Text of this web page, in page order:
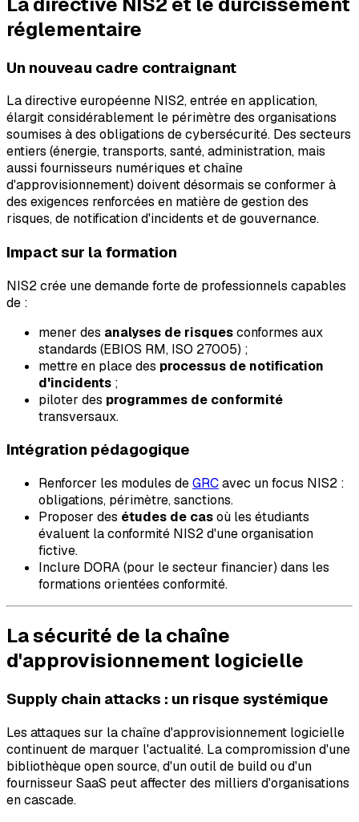
réglementaire
Un nouveau cadre contraignant
La directive européenne NIS2, entrée en application,
élargit considérablement le périmètre des organisations
soumises à des obligations de cybersécurité. Des secteurs
entiers (énergie, transports, santé, administration, mais
aussi fournisseurs numériques et chaîne
d'approvisionnement) doivent désormais se conformer à
des exigences renforcées en matière de gestion des
risques, de notification d'incidents et de gouvernance.
Impact sur la formation
NIS2 crée une demande forte de professionnels capables
de :
mener des analyses de risquesconformes aux
standards (EBIOS RM, ISO 27005) ;
mettre en place des processus de notification
d'incidents ;
piloter des programmes de conformité
transversaux.
Intégration pédagogique
Renforcer les modules deGRCavec un focus NIS2 :
obligations, périmètre, sanctions.
Proposer des études de casoù les étudiants
évaluent la conformité NIS2 d'une organisation
fictive.
Inclure DORA (pour le secteur financier) dans les
formations orientées conformité.
La sécurité de la chaîne
d'approvisionnement logicielle
Supply chain attacks : un risque systémique
Les attaques sur la chaîne d'approvisionnement logicielle
continuent de marquer l'actualité. La compromission d'une
bibliothèque open source, d'un outil de build ou d'un
fournisseur SaaS peut affecter des milliers d'organisations
en cascade.